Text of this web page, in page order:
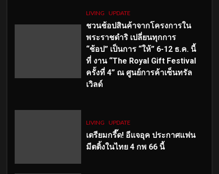
LIVING UPDATE
ชวนช้อปสินค้าจากโครงการใน
พระราชดำริ เปลี่ยนทุกการ
“ช้อป” เป็นการ “ให้” 6-12 ธ.ค. นี้
ที่ งาน “The Royal Gift Festival
ครั้งที่ 4” ณ ศูนย์การค้าเซ็นทรัล
เวิลด์
LIVING UPDATE
เตรียมกรี๊ด! อีแจอุค ประกาศแฟน
มีตติ้งในไทย 4 กพ 66 นี้